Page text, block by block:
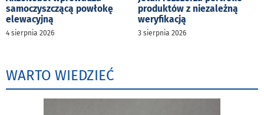
samoczyszczącą powłokę
elewacyjną
4 sierpnia 2026
produktów z niezależną
weryfikacją
3 sierpnia 2026
WARTO WIEDZIEĆ